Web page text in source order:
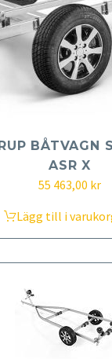
BÅTVAGN
ASR X
55 463,00 kr
Lägg till i